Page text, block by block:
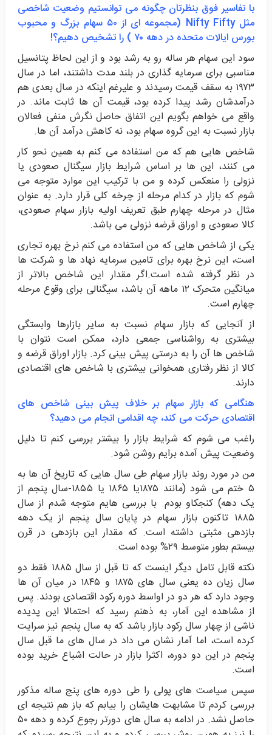
با تفاسیر فوق بنظرتان چگونه می توانستیم وضعیت شاخصی
مثل Nifty Fifty (مجموعه ای از ۵۰ سهام بزرگ و محبوب
بورس ایالات متحده در دهه ۷۰ ) را تشخیص دهیم؟!
سود این سهام هر ساله رو به رشد بود و از این لحاظ پتانسیل
مناسبی برای سرمایه گذاری در بلند مدت داشتند، اما در سال
۱۹۷۳ به سقف قیمت رسیدند و علیرغم اینکه در سال بعدی هم
درآمدشان رشد پیدا کرده بود، قیمت آن ها ثابت ماند. در
واقع می خواهم بگویم این اتفاق حاصل نگرش منفی فعالان
بازار نسبت به این گروه سهام بود، نه کاهش درآمد آن ها.
شاخص هایی هم که من استفاده می کنم به همین نحو کار
می کنند، این ها بر اساس شرایط بازار سیگنال صعودی یا
نزولی را منعکس کرده و من با ترکیب این موارد متوجه می
شوم که بازار در کدام مرحله از چرخه کلی قرار دارد. به عنوان
مثال در مرحله چهارم طبق تعریف اولیه بازار سهام صعودی،
کالا صعودی و اوراق قرضه نزولی می باشد.
یکی از شاخص هایی که من استفاده می کنم نرخ بهره تجاری
است، این نرخ بهره برای تامین سرمایه نهاد ها و شرکت ها
در نظر گرفته شده است.اگر مقدار این شاخص بالاتر از
میانگین متحرک ۱۲ ماهه آن باشد، سیگنالی برای وقوع مرحله
چهارم است.
از آنجایی که بازار سهام نسبت به سایر بازارها وابستگی
بیشتری به رواشناسی جمعی دارد، ممکن است نتوان با
شاخص ها آن را به درستی پیش بینی کرد. بازار اوراق قرضه و
کالا از نظر رفتاری همخوانی بیشتری با شاخص های اقتصادی
دارند.
هنگامی که بازار سهام بر خلاف پیش بینی شاخص های
اقتصادی حرکت می کند، چه اقدامی انجام می دهید؟
راغب می شوم که شرایط بازار را بیشتر بررسی کنم تا دلیل
وضعیت پیش آمده برایم روشن شود.
من در مورد روند بازار سهام طی سال هایی که تاریخ آن ها به
۵ ختم می شود (مانند ۱۸۷۵یا ۱۸۶۵ یا ۱۸۵۵-سال پنجم از
یک دهه) کنجکاو بودم. با بررسی هایم متوجه شدم از سال
۱۸۸۵ تاکنون بازار سهام در پایان سال پنجم از یک دهه
بازدهی مثبتی داشته است. که مقدار این بازدهی در قرن
بیستم بطور متوسط ۲۹% بوده است.
نکته قابل تامل دیگر اینست که تا قبل از سال ۱۸۸۵ فقط دو
سال زیان ده یعنی سال های ۱۸۷۵ و ۱۸۴۵ در میان آن ها
وجود دارد که هر دو در اواسط دوره رکود اقتصادی بودند. پس
از مشاهده این آمار، به ذهنم رسید که احتمالا این پدیده
ناشی از چهار سال رکود بازار باشد که به سال پنجم نیز سرایت
کرده است، اما آمار نشان می داد در سال های ما قبل سال
پنجم در این دو دوره، اکثرا بازار در حالت اشباع خرید بوده
است.
سپس سیاست های پولی را طی دوره های پنج ساله مذکور
بررسی کردم تا مشابهت هایشان را بیابم که باز هم نتیجه ای
حاصل نشد. در ادامه به سال های دورتر رجوع کرده و دهه ۵۰